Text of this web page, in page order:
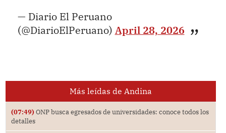
— Diario El Peruano
(@DiarioElPeruano) April 28, 2026
Más leídas de Andina
(07:49) ONP busca egresados de universidades: conoce todos los
detalles